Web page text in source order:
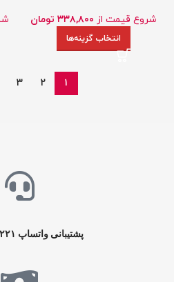
شروع قیمت از ۳۳۸,۸۰۰ تومان
انتخاب گزینه‌ها
۱ ۲ ۳
پشتیبانی واتساپ